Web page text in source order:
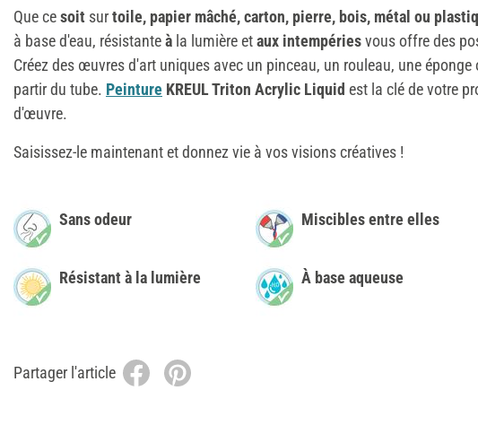
Que cesoit surtoile, papier mâché, carton, pierre, bois, métal ou
à base d'eau, résistanteà la lumière etaux intempériesvous offre des
Créez des œuvres d'art uniques avec un pinceau, un rouleau, une éponge
partir du tube. Peinture KREUL Triton Acrylic Liquid est la clé de votre
d'œuvre.
Saisissez-le maintenant et donnez vie à vos visions créatives !
Sans odeur
Résistant à la lumière
Miscibles entre elles
À base aqueuse
Partager l'article